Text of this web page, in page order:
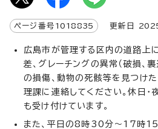
ページ番号 1018835 更新日
広島市が管理する区内の道路上
差、グレーチングの異常（破損、
の損傷、動物の死骸等を見つけ
理課に連絡してください。休日
も受け付けています。
また、平日の8時30分～17時15